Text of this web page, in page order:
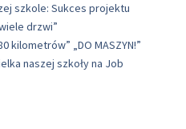
szkole: Sukces projektu
drzwi”
kilometrów” „DO MASZYN!”
naszej szkoły na Job